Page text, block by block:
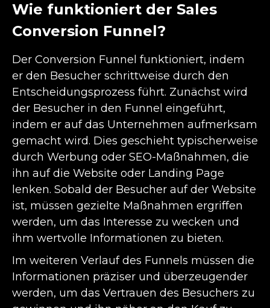
Wie funktioniert der Sales
Conversion Funnel?
Der Conversion Funnel funktioniert, indem
er den Besucher schrittweise durch den
Entscheidungsprozess führt. Zunächst wird
der Besucher in den Funnel eingeführt,
indem er auf das Unternehmen aufmerksam
gemacht wird. Dies geschieht typischerweise
durch Werbung oder SEO-Maßnahmen, die
ihn auf die Website oder Landing Page
lenken. Sobald der Besucher auf der Website
ist, müssen gezielte Maßnahmen ergriffen
werden, um das Interesse zu wecken und
ihm wertvolle Informationen zu bieten.
Im weiteren Verlauf des Funnels müssen die
Informationen präziser und überzeugender
werden, um das Vertrauen des Besuchers zu